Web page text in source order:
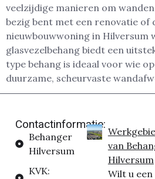
veelzijdige manieren om
bezig bent met een renovatie of
nieuwbouwwoning in Hilversum
glasvezelbehang biedt een
type behang is ideaal voor wie
duurzame, scheurvaste
Contactinformatie:
Behanger
Hilversum
KVK:
van
Hilversum
Wilt u een